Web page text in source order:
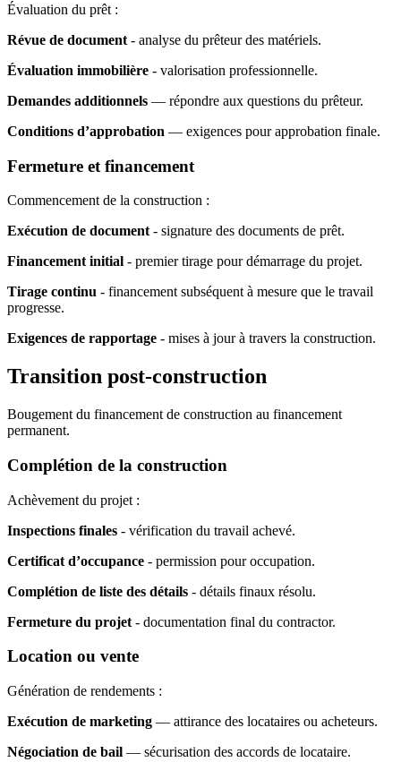
Évaluation du prêt :
Révue de document - analyse du prêteur des matériels.
Évaluation immobilière - valorisation professionnelle.
Demandes additionnels — répondre aux questions du prêteur.
Conditions d’approbation — exigences pour approbation finale.
Fermeture et financement
Commencement de la construction :
Exécution de document - signature des documents de prêt.
Financement initial - premier tirage pour démarrage du projet.
Tirage continu - financement subséquent à mesure que le travail
progresse.
Exigences de rapportage - mises à jour à travers la construction.
Transition post-construction
Bougement du financement de construction au financement
permanent.
Complétion de la construction
Achèvement du projet :
Inspections finales - vérification du travail achevé.
Certificat d’occupance - permission pour occupation.
Complétion de liste des détails - détails finaux résolu.
Fermeture du projet - documentation final du contractor.
Location ou vente
Génération de rendements :
Exécution de marketing — attirance des locataires ou acheteurs.
Négociation de bail — sécurisation des accords de locataire.